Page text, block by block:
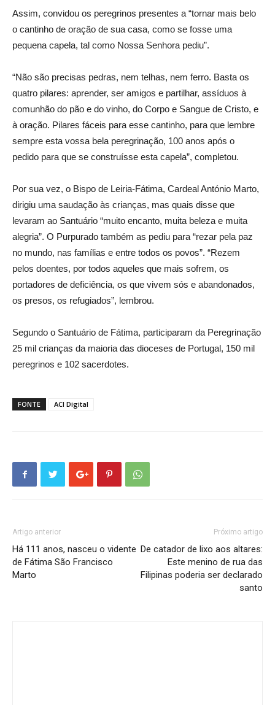
Assim, convidou os peregrinos presentes a “tornar mais belo
o cantinho de oração de sua casa, como se fosse uma
pequena capela, tal como Nossa Senhora pediu”.
“Não são precisas pedras, nem telhas, nem ferro. Basta os
quatro pilares: aprender, ser amigos e partilhar, assíduos à
comunhão do pão e do vinho, do Corpo e Sangue de Cristo, e
à oração. Pilares fáceis para esse cantinho, para que lembre
sempre esta vossa bela peregrinação, 100 anos após o
pedido para que se construísse esta capela”, completou.
Por sua vez, o Bispo de Leiria-Fátima, Cardeal António Marto,
dirigiu uma saudação às crianças, mas quais disse que
levaram ao Santuário “muito encanto, muita beleza e muita
alegria”. O Purpurado também as pediu para “rezar pela paz
no mundo, nas famílias e entre todos os povos”. “Rezem
pelos doentes, por todos aqueles que mais sofrem, os
portadores de deficiência, os que vivem sós e abandonados,
os presos, os refugiados”, lembrou.
Segundo o Santuário de Fátima, participaram da Peregrinação
25 mil crianças da maioria das dioceses de Portugal, 150 mil
peregrinos e 102 sacerdotes.
FONTE ACI Digital
Artigo anterior
Há 111 anos, nasceu o vidente
de Fátima São Francisco
Marto
Próximo artigo
De catador de lixo aos altares:
Este menino de rua das
Filipinas poderia ser declarado
santo